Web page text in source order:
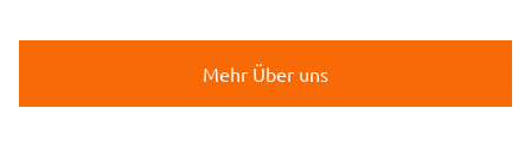
Mehr Über uns